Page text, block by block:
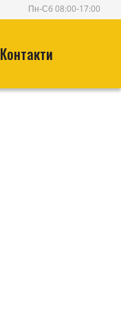
Пн-Сб 08:00-17:00
Контакти